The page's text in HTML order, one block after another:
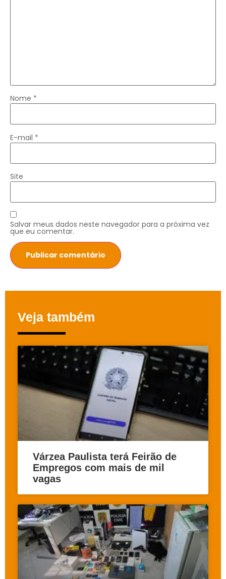
Nome *
E-mail *
Site
Salvar meus dados neste navegador para a próxima vez
que eu comentar.
Veja também
Várzea Paulista terá Feirão de
Empregos com mais de mil
vagas